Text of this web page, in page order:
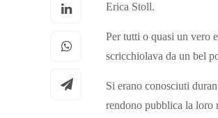
Erica Stoll.
Per tutti o quasi un vero
scricchiolava da un bel
Si erano conosciuti
rendono pubblica la loro